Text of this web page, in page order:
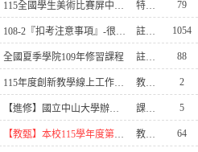
115全國學生美術比賽屏中初賽，歡迎踴躍報名 特教組長 79
108-2『扣考注意事項』-很重要，一定要看! 註冊組員二 1054
全國夏季學院109年修習課程 註冊組員二 88
115年度創新教學線上工作坊線上研習 教學組員二 2
【進修】國立中山大學辦理「2026年語文能力研習班」，歡迎參加 課務組幹事 5
【教甄】本校115學年度第1學期第2次代理教甄複試注意事項及考場位置圖 教學組長 64